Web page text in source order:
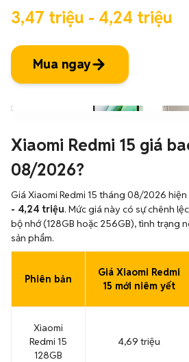
3,47 triệu - 4,24 triệu
Mua ngay
Xiaomi Redmi 15 giá
08/2026?
Giá Xiaomi Redmi 15 tháng 08/2026
- 4,24 triệu. Mức giá này có sự chênh
bộ nhớ (128GB hoặc 256GB), tình trạng
sản phẩm.
Phiên bản
Giá Xiaomi Redmi
15 mới niêm yết
Xiaomi
Redmi 15
128GB
4,69 triệu